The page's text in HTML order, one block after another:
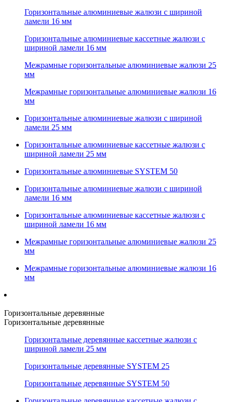
Горизонтальные алюминиевые жалюзи с шириной
ламели 16 мм
Горизонтальные алюминиевые кассетные жалюзи с
шириной ламели 16 мм
Межрамные горизонтальные алюминиевые жалюзи 25
мм
Межрамные горизонтальные алюминиевые жалюзи 16
мм
Горизонтальные алюминиевые жалюзи с шириной
ламели 25 мм
Горизонтальные алюминиевые кассетные жалюзи с
шириной ламели 25 мм
Горизонтальные алюминиевые SYSTEM 50
Горизонтальные алюминиевые жалюзи с шириной
ламели 16 мм
Горизонтальные алюминиевые кассетные жалюзи с
шириной ламели 16 мм
Межрамные горизонтальные алюминиевые жалюзи 25
мм
Межрамные горизонтальные алюминиевые жалюзи 16
мм
Горизонтальные деревянные
Горизонтальные деревянные
Горизонтальные деревянные кассетные жалюзи с
шириной ламели 25 мм
Горизонтальные деревянные SYSTEM 25
Горизонтальные деревянные SYSTEM 50